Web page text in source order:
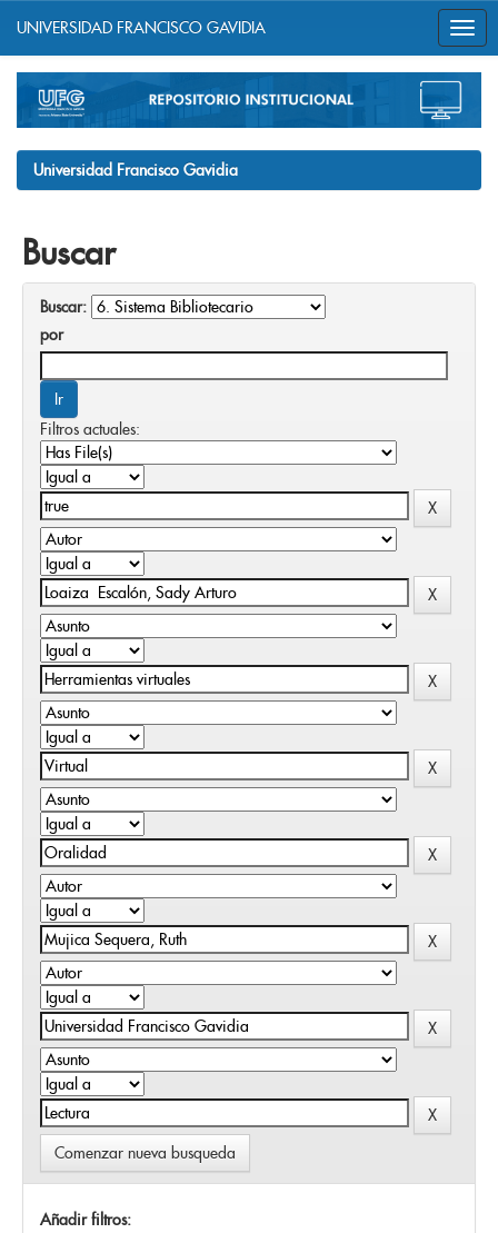
navigation
UNIVERSIDAD FRANCISCO GAVIDIA
Universidad Francisco Gavidia
Buscar
Buscar:
por
Filtros actuales:
Comenzar nueva busqueda
Añadir filtros: